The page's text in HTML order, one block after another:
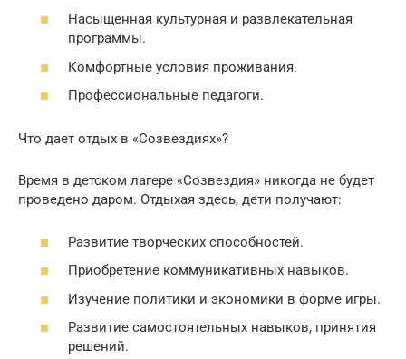
Насыщенная культурная и развлекательная
программы.
Комфортные условия проживания.
Профессиональные педагоги.
Что дает отдых в «Созвездиях»?
Время в детском лагере «Созвездия» никогда не будет
проведено даром. Отдыхая здесь, дети получают:
Развитие творческих способностей.
Приобретение коммуникативных навыков.
Изучение политики и экономики в форме игры.
Развитие самостоятельных навыков, принятия
решений.